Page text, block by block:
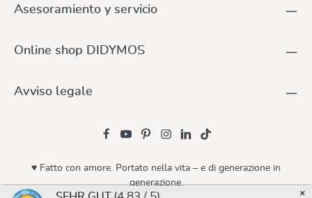
circa 300 cm e larga la metà della fascia per bambini. La
adulti: il motivo decorativo e il tessuto di cotone leggero la
rendono molto piacevole da indossare.
Asesoramiento y servicio
Online shop DIDYMOS
Avviso legale
♥ Fatto con amore. Portato nella vita – e di generazione in
generazione.
×